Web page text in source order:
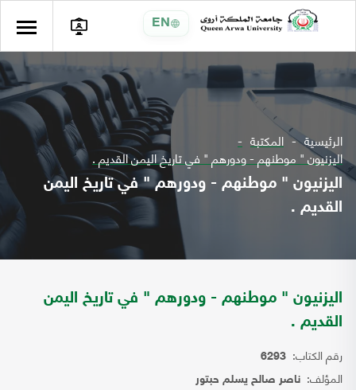
EN
الرئيسية المكتبة
اليزنيون " موطنهم - ودورهم " في تاريخ اليمن القديم .
اليزنيون " موطنهم - ودورهم " في تاريخ اليمن
القديم .
اليزنيون " موطنهم - ودورهم " في تاريخ اليمن
القديم .
رقم الكتاب: 6293
المؤلف: ناصر صالح يسلم حبتور